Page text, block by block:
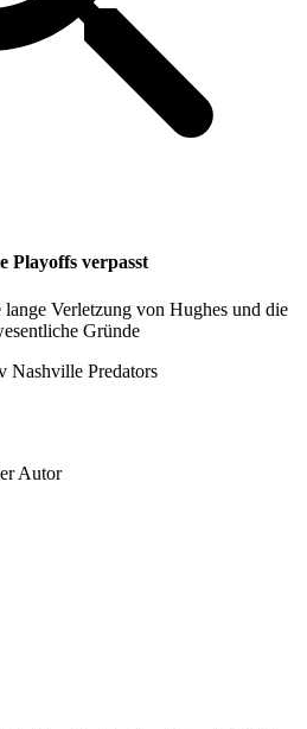
Playoffs verpasst
Verletzung von Hughes und die
Gründe
Autor